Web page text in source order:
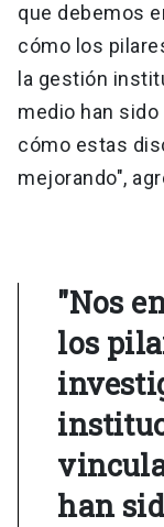
que debemos
cómo los
la gestión
medio han
cómo estas
mejorando",
"Nos
los
han